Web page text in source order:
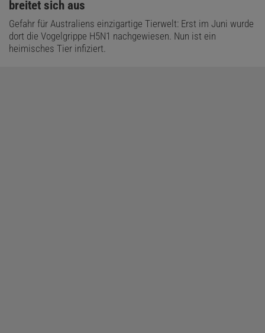
breitet sich aus
Gefahr für Australiens einzigartige Tierwelt: Erst im Juni wurde
dort die Vogelgrippe H5N1 nachgewiesen. Nun ist ein
heimisches Tier infiziert.